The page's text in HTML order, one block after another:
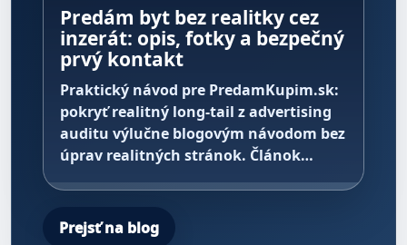
Predám byt bez realitky cez
inzerát: opis, fotky a bezpečný
prvý kontakt
Praktický návod pre PredamKupim.sk:
pokryť realitný long-tail z advertising
auditu výlučne blogovým návodom bez
úprav realitných stránok. Článok…
Prejsť na blog